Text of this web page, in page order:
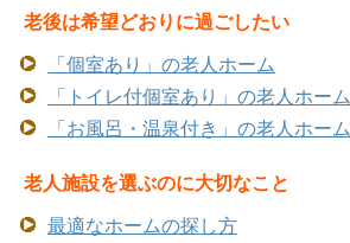
老後は希望どおりに過ごしたい
「個室あり」の老人ホーム
「トイレ付個室あり」の老人ホーム
「お風呂・温泉付き」の老人ホーム
老人施設を選ぶのに大切なこと
最適なホームの探し方